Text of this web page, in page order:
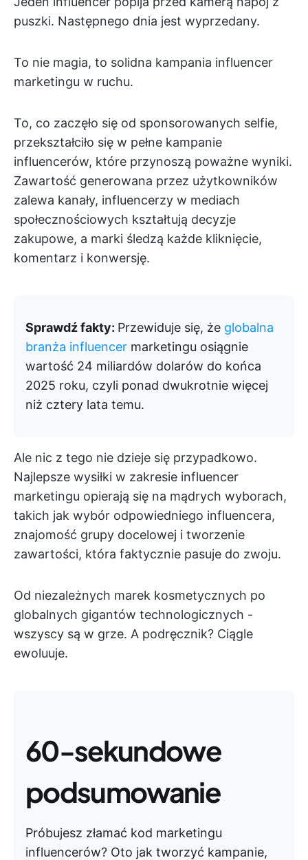
puszki. Następnego dnia jest wyprzedany.
To nie magia, to solidna kampania influencer
marketingu w ruchu.
To, co zaczęło się od sponsorowanych selfie,
przekształciło się w pełne kampanie
influencerów, które przynoszą poważne wyniki.
Zawartość generowana przez użytkowników
zalewa kanały, influencerzy w mediach
społecznościowych kształtują decyzje
zakupowe, a marki śledzą każde kliknięcie,
komentarz i konwersję.
Sprawdź fakty: Przewiduje się, że globalna
branża influencer marketingu osiągnie
wartość 24 miliardów dolarów do końca
2025 roku, czyli ponad dwukrotnie więcej
niż cztery lata temu.
Ale nic z tego nie dzieje się przypadkowo.
Najlepsze wysiłki w zakresie influencer
marketingu opierają się na mądrych wyborach,
takich jak wybór odpowiedniego influencera,
znajomość grupy docelowej i tworzenie
zawartości, która faktycznie pasuje do zwoju.
Od niezależnych marek kosmetycznych po
globalnych gigantów technologicznych -
wszyscy są w grze. A podręcznik? Ciągle
ewoluuje.
60-sekundowe
podsumowanie
Próbujesz złamać kod marketingu
influencerów? Oto jak tworzyć kampanie,